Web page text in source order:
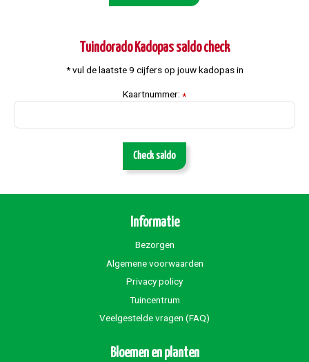
Tuindorado Kadopas saldo check
* vul de laatste 9 cijfers op jouw kadopas in
Kaartnummer: *
Check saldo
Informatie
Bezorgen
Algemene voorwaarden
Privacy policy
Tuincentrum
Veelgestelde vragen (FAQ)
Bloemen en planten